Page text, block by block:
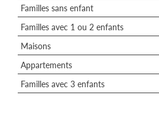
Familles sans enfant
Familles avec 1 ou 2 enfants
Maisons
Appartements
Familles avec 3 enfants